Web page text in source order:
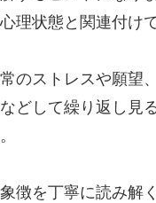
理状態と関連付け
のストレスや願望
どして繰り返し見
徴を丁寧に読み解